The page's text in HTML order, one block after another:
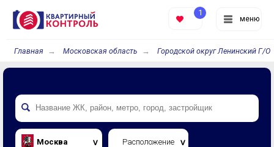
меню
1
Главная Московская область Городской округ Ленинский Г/О
Москва Расположение